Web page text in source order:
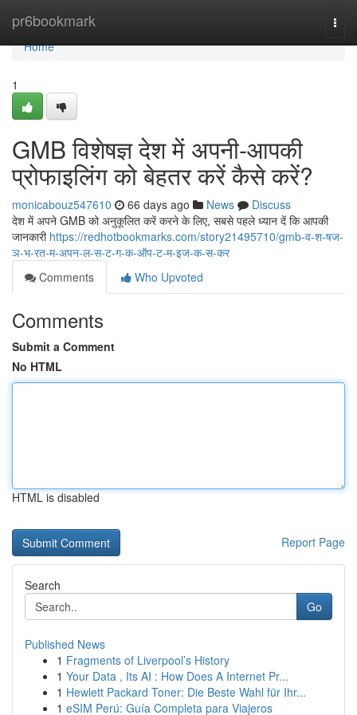
pr6bookmark
Home
Home
1
GMB विशेषज्ञ देश में अपनी-आपकी
प्रोफाइलिंग को बेहतर करें कैसे करें?
monicabouz547610 66 days ago News
Discuss
देश में अपने GMB को अनुकूलित करें करने के लिए, सबसे पहले ध्यान दें कि आपकी
जानकारी https://redhotbookmarks.com/story21495710/gmb-व-श-षज-
ञ-भ-रत-म-अपन-ल-स-ट-ग-क-ऑप-ट-म-इज-क-स-कर
Comments
Who Upvoted
Comments
Submit a Comment
No HTML
HTML is disabled
Report Page
Search
Go
Published News
1 Fragments of Liverpool’s History
1 Your Data , Its AI : How Does A Internet Pr...
1 Hewlett Packard Toner: Die Beste Wahl für Ihr...
1 eSIM Perú: Guía Completa para Viajeros